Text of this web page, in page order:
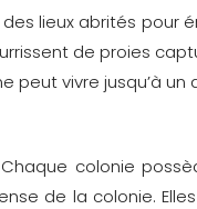
lieux abrités pour
de proies
vivre jusqu’à
colonie
de la colonie.